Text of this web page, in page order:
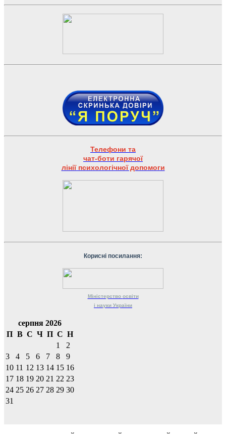
Телефони та
чат-боти гарячої
лінії психологічної допомоги
Корисні посилання:
Міністерство освіти
і науки України
серпня 2026
П В С Ч П С Н
1
2
3
4 5 6 7 8
9
10 11 12 13 14 15 16
17 18 19 20 21 22 23
24 25 26 27 28 29 30
31